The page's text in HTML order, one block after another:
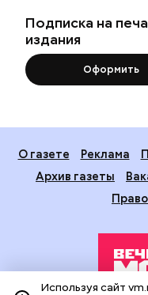
Подписка на
издания
Оформить
О газете Реклама
Архив газеты
Используя сайт